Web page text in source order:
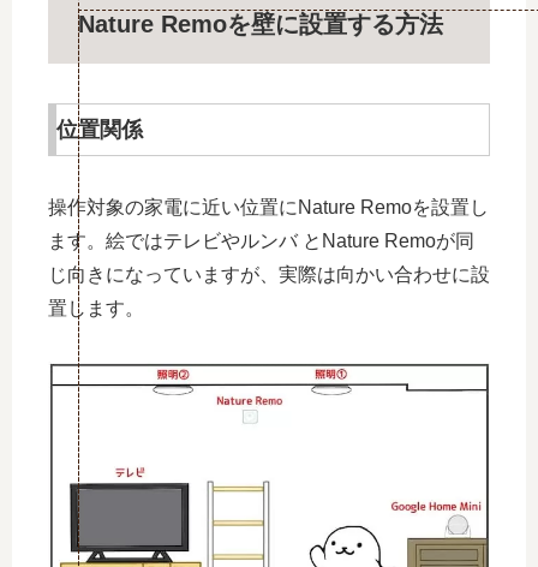
Nature Remoを壁に設置する方法
位置関係
操作対象の家電に近い位置にNature Remoを設置し
ます。絵ではテレビやルンバ とNature Remoが同
じ向きになっていますが、実際は向かい合わせに設
置します。